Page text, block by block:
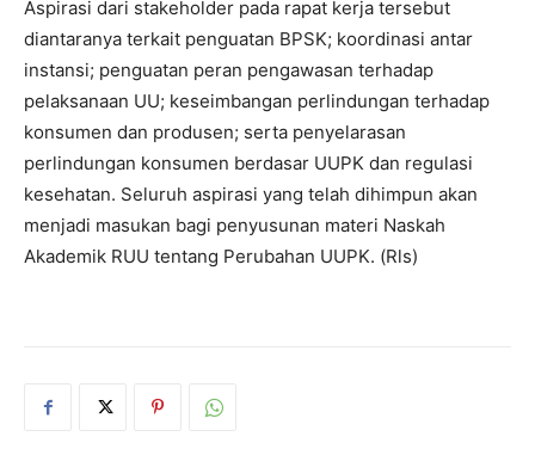
Aspirasi dari stakeholder pada rapat kerja tersebut
diantaranya terkait penguatan BPSK; koordinasi antar
instansi; penguatan peran pengawasan terhadap
pelaksanaan UU; keseimbangan perlindungan terhadap
konsumen dan produsen; serta penyelarasan
perlindungan konsumen berdasar UUPK dan regulasi
kesehatan. Seluruh aspirasi yang telah dihimpun akan
menjadi masukan bagi penyusunan materi Naskah
Akademik RUU tentang Perubahan UUPK. (Rls)